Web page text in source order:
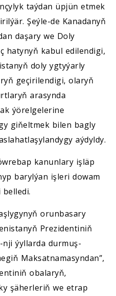
taýdan üpjün etmek
Şeýle-de Kanadanyň
daşary we Doly
hatynyň kabul edilendigi,
doly ygtyýarly
geçirilendigi, olaryň
arasynda
ýörelgelerine
giňeltmek bilen bagly
aýdyldy.
kanunlary işläp
barylýan işleri dowam
orunbasary
Prezidentiniň
ýyllarda durmuş-
Maksatnamasyndan”,
obalaryň,
şäherleriň we etrap